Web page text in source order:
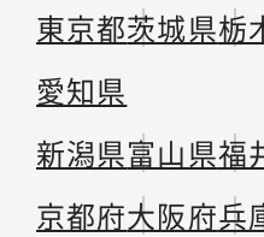
東京都茨城県栃
愛知県
新潟県富山県福
京都府大阪府兵